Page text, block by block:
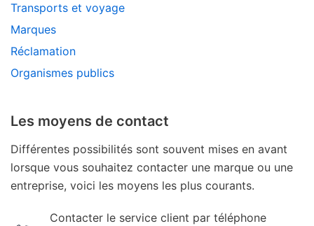
Transports et voyage
Marques
Réclamation
Organismes publics
Les moyens de contact
Différentes possibilités sont souvent mises en avant
lorsque vous souhaitez contacter une marque ou une
entreprise, voici les moyens les plus courants.
Contacter le service client par téléphone